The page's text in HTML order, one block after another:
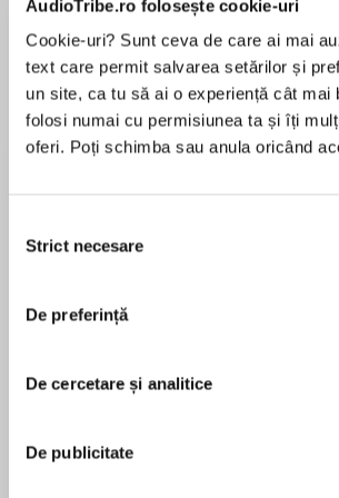
AudioTribe.ro folosește cookie-uri
Cookie-uri? Sunt ceva de care ai mai
text care permit salvarea setărilor și
un site, ca tu să ai o experiență cât mai
folosi numai cu permisiunea ta și îți
oferi. Poți schimba sau anula oricând
consimțământului
Strict necesare
De preferință
De cercetare și analitice
De publicitate
Desprecarte
The final instalment of Robin
Times best-selling series The Rain
Dragon blood and scales, dragon
and teeth. All required
with near-miraculous healing
wounds inflicted by hunters sent
dwindling life by consuming the
dragon’s poet Selden Vestrit.
pentru această carte
Robin Hobb is one of the world’s